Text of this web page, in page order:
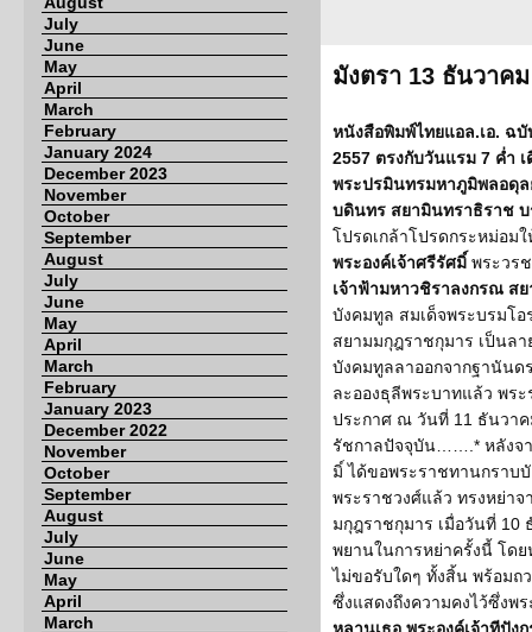
July
June
May
April
March
February
January 2024
December 2023
November
October
September
August
July
June
May
April
March
February
January 2023
December 2022
November
October
September
August
July
June
May
April
March
มังตรา 13 ธันวาค
หนังสือพิมพ์ไทยแอล.เอ. ฉ
2557 ตรงกับวันแรม 7 ค่ำ
พระปรมินทรมหาภูมิพลอดุ
บดินทร สยามินทราธิราช
โปรดเกล้าโปรดกระหม่อม
พระองค์เจ้าศรีรัศมิ์ พระวร
เจ้าฟ้ามหาวชิราลงกรณ ส
บังคมทูล สมเด็จพระบรมโ
สยามมกุฎราชกุมาร เป็นล
บังคมทูลลาออกจากฐานันด
ละอองธุลีพระบาทแล้ว พร
ประกาศ ณ วันที่ 11 ธันวา
รัชกาลปัจจุบัน…….* หลังจา
มิ์ ได้ขอพระราชทานกราบ
พระราชวงศ์แล้ว ทรงหย่า
มกุฎราชกุมาร เมื่อวันที่ 10
พยานในการหย่าครั้งนี้ โด
ไม่ขอรับใดๆ ทั้งสิ้น พร้อมถ
ซึ่งแสดงถึงความคงไว้ซึ่งพ